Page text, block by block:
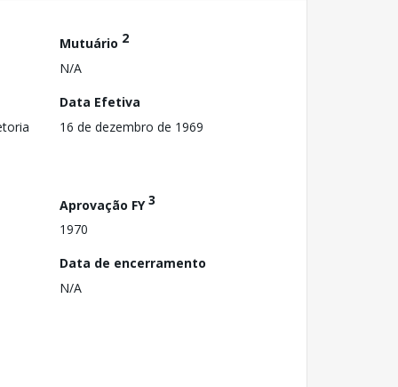
Mutuário 2
N/A
Data Efetiva
16 de dezembro de 1969
Aprovação FY3
1970
Data de encerramento
N/A